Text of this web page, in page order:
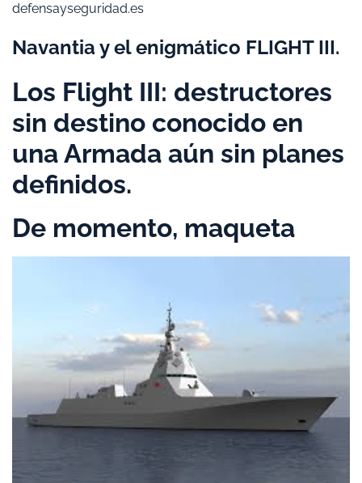
defensayseguridad.es
Navantia y el enigmático FLIGHT III.
Los Flight III: destructores
sin destino conocido en
una Armada aún sin planes
definidos.
De momento, maqueta